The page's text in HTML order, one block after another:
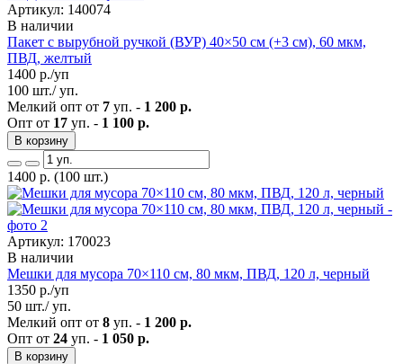
Артикул: 140074
В наличии
Пакет с вырубной ручкой (ВУР) 40×50 см (+3 см), 60 мкм,
ПВД, желтый
1400 р./уп
100 шт./ уп.
Мелкий опт от 7 уп. - 1 200 р.
Опт от 17 уп. - 1 100 р.
В корзину
1400 р. (100 шт.)
Артикул: 170023
В наличии
Мешки для мусора 70×110 см, 80 мкм, ПВД, 120 л, черный
1350 р./уп
50 шт./ уп.
Мелкий опт от 8 уп. - 1 200 р.
Опт от 24 уп. - 1 050 р.
В корзину